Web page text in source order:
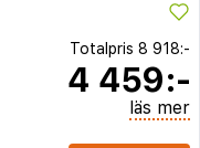
Totalpris 8 918:-
4 459:-
läs mer